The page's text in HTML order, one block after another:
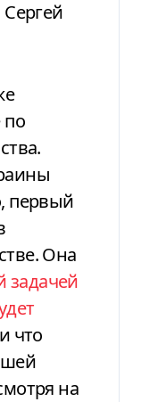
по
первый
Она
задачей
что
на